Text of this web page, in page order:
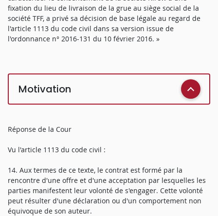
fixation du lieu de livraison de la grue au siège social de la
société TFF, a privé sa décision de base légale au regard de
l'article 1113 du code civil dans sa version issue de
l'ordonnance n° 2016-131 du 10 février 2016. »
Motivation
Réponse de la Cour
Vu l'article 1113 du code civil :
14. Aux termes de ce texte, le contrat est formé par la
rencontre d'une offre et d'une acceptation par lesquelles les
parties manifestent leur volonté de s'engager. Cette volonté
peut résulter d'une déclaration ou d'un comportement non
équivoque de son auteur.